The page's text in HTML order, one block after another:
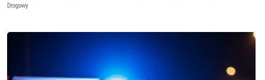
Drogowy